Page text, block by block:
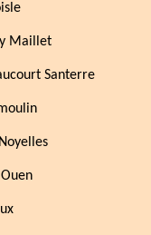
Maillet
Santerre